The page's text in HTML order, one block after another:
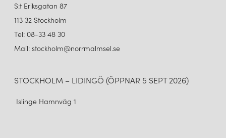
S:t Eriksgatan 87
113 32 Stockholm
Tel: 08-33 48 30
Mail: stockholm@norrmalmsel.se
STOCKHOLM – LIDINGÖ (ÖPPNAR 5 SEPT 2026)
Islinge Hamnväg 1